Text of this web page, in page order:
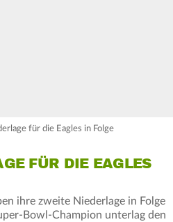
für die Eagles in Folge
FÜR DIE EAGLES
ihre zweite Niederlage in Folge
Bowl-Champion unterlag den